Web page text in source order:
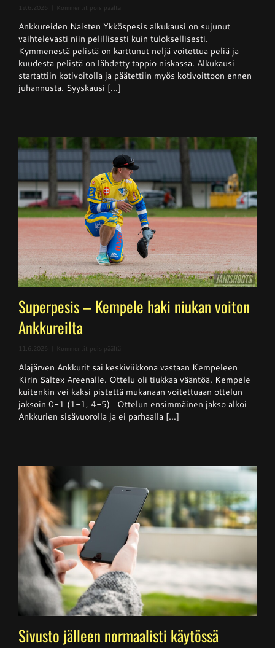
19.6.2026 Kommentit pois päältä
Ykköspesis:
Kangerteleva
kevätkausi
Ankkureiden Naisten Ykköspesis alkukausi on sujunut
vaihtelevasti niin pelillisesti kuin tuloksellisesti.
Kymmenestä pelistä on karttunut neljä voitettua peliä ja
kuudesta pelistä on lähdetty tappio niskassa. Alkukausi
startattiin kotivoitolla ja päätettiin myös kotivoittoon ennen
juhannusta. Syyskausi [...]
Superpesis – Kempele haki niukan voiton
Ankkureilta
11.6.2026 Kommentit pois päältä
–
Kempele
haki
niukan
voiton
Ankkureilta
Alajärven Ankkurit sai keskiviikkona vastaan Kempeleen
Kirin Saltex Areenalle. Ottelu oli tiukkaa vääntöä. Kempele
kuitenkin vei kaksi pistettä mukanaan voitettuaan ottelun
jaksoin 0-1 (1-1, 4-5) Ottelun ensimmäinen jakso alkoi
Ankkurien sisävuorolla ja ei parhaalla [...]
Sivusto jälleen normaalisti käytössä